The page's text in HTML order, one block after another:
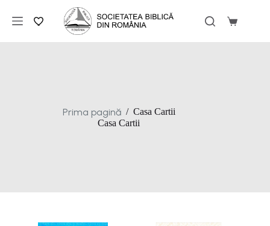
conținut
Coș
Prima pagină / Casa Cartii
Casa Cartii